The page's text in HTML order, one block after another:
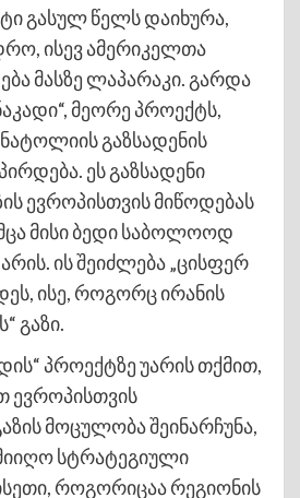
გასულ წელს დაიხურა,
ისევ ამერიკელთა
მასზე ლაპარაკი. გარდა
მეორე პროექტს,
გაზსადენის
ეს გაზსადენი
ევროპისთვის მიწოდებას
მისი ბედი საბოლოოდ
ის შეიძლება „ცისფერ
ისე, როგორც ირანის
გაზი.
პროექტზე უარის თქმით,
ევროპისთვის
მოცულობა შეინარჩუნა,
სტრატეგიული
როგორიცაა რეგიონის